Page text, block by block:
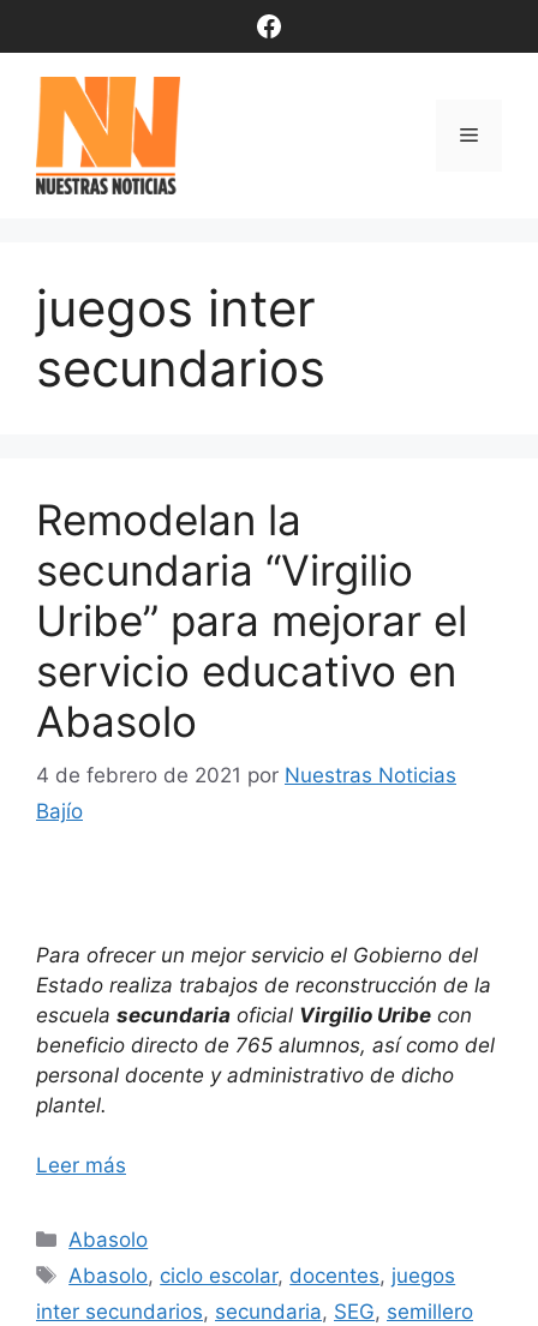
contenido
Facebook
Menú
juegos inter
secundarios
Remodelan la
secundaria “Virgilio
Uribe” para mejorar el
servicio educativo en
Abasolo
4 de febrero de 2021 por Nuestras Noticias
Bajío
Para ofrecer un mejor servicio el Gobierno del
Estado realiza trabajos de reconstrucción de la
escuela secundaria oficial Virgilio Uribe con
beneficio directo de 765 alumnos, así como del
personal docente y administrativo de dicho
plantel.
Leer más
Categorías
Abasolo
Etiquetas
Abasolo, ciclo escolar, docentes, juegos
inter secundarios, secundaria, SEG, semillero